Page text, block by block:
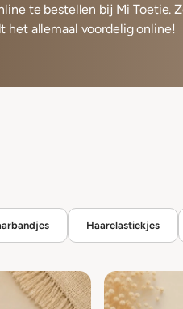
te bestellen bij Mi Toetie.
het allemaal voordelig online!
Haarelastiekjes